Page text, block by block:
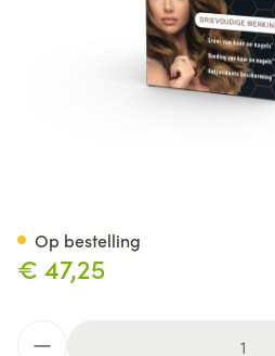
€ 47,25
Op bestelling